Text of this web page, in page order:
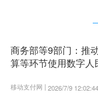
商务部等9部门：推
算等环节使用数字人
移动支付网 | 2026/7/9 12:02:44